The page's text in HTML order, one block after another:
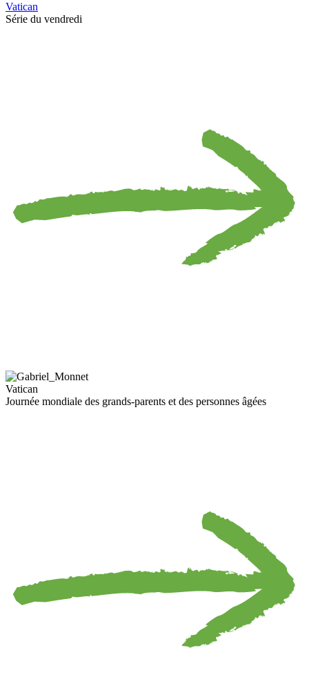
Vatican
Série du vendredi
Vatican
Journée mondiale des grands-parents et des personnes âgées